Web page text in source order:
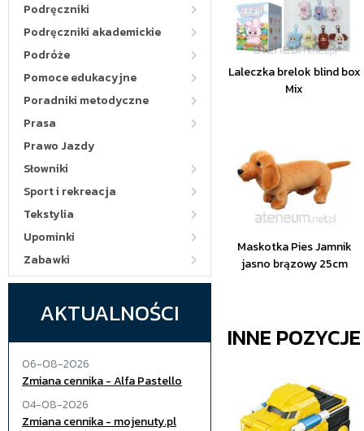
Podręczniki
Podręczniki akademickie
Podróże
Pomoce edukacyjne
Poradniki metodyczne
Prasa
Prawo Jazdy
Słowniki
Sport i rekreacja
Tekstylia
Upominki
Zabawki
AKTUALNOŚCI
06-08-2026
Zmiana cennika - Alfa Pastello
04-08-2026
Zmiana cennika - mojenuty.pl
Laleczka brelok blind box
Mix
Maskotka Pies Jamnik
jasno brązowy 25cm
INNE